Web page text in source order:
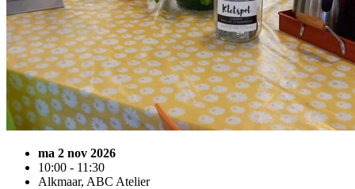
ma 2 nov 2026
10:00 - 11:30
Alkmaar, ABC Atelier